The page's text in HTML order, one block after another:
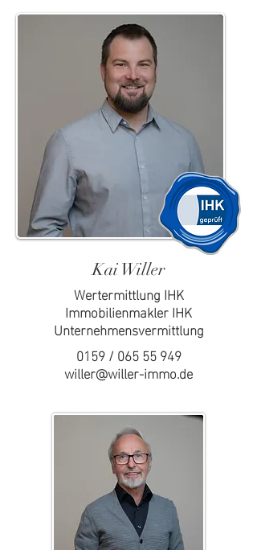
Kai Willer
Wertermittlung IHK
Immobilienmakler IHK
Unternehmensvermittlung
0159 /065 55 949
willer@willer-immo.de